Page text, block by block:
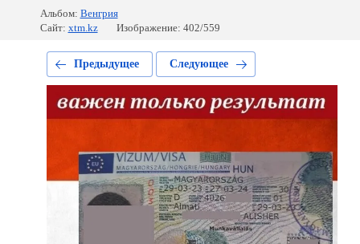
Альбом: Венгрия
Сайт: xtm.kz Изображение: 402/559
Предыдущее Следующее